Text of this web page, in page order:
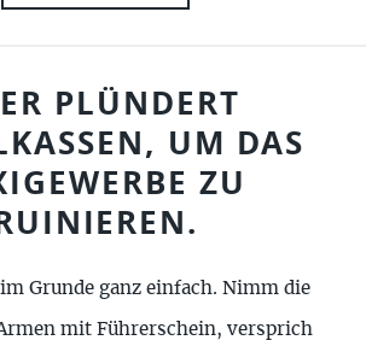
PLÜNDERT
UM DAS
ZU
Grunde ganz einfach. Nimm die
mit Führerschein, versprich